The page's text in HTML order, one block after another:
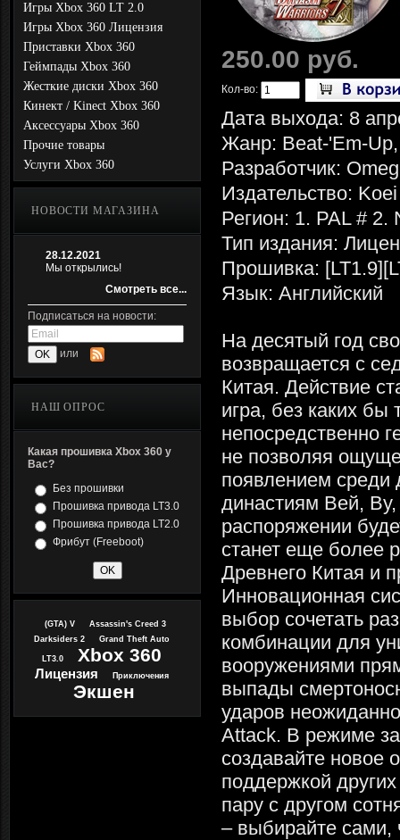
Игры Xbox 360 LT 2.0
Игры Xbox 360 Лицензия
Приставки Xbox 360
Геймпады Xbox 360
Жесткие диски Xbox 360
Кинект / Kinect Xbox 360
Аксессуары Xbox 360
Прочие товары
Услуги Xbox 360
НОВОСТИ МАГАЗИНА
28.12.2021
Мы открылись!
Смотреть все...
Подписаться на новости:
или
НАШ ОПРОС
Какая прошивка Xbox 360 у
Вас?
Без прошивки
Прошивка привода LT3.0
Прошивка привода LT2.0
Фрибут (Freeboot)
(GTA) V
Assassin's Creed 3
Darksiders 2
Grand Theft Auto
LT3.0 Xbox 360
Лицензия Приключения
Экшен
250.00 руб.
Кол-во:
Дата выхода: 8
Жанр: Beat-'Em-
Разработчик:
Издательство:
Регион: 1. PAL # 2.
Тип издания:
Прошивка:
Язык: Английский
На десятый год
возвращается с
Китая. Действие
игра, без каких
непосредственно
не позволяя
появлением среди
династиям Вей,
распоряжении
станет еще более
Древнего Китая и
Инновационная
выбор сочетать
комбинации для
вооружениями
выпады
ударов
Attack. В режиме
создавайте новое
поддержкой
пару с другом
– выбирайте сами,